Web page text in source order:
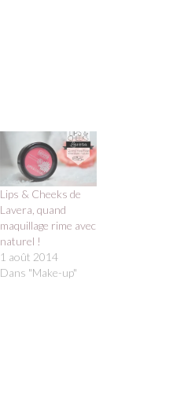
Lips & Cheeks de
Lavera, quand
maquillage rime avec
naturel !
1 août 2014
Dans "Make-up"